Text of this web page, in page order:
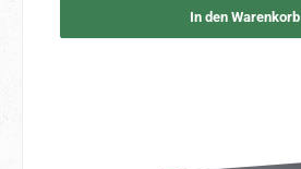
In den Warenkorb